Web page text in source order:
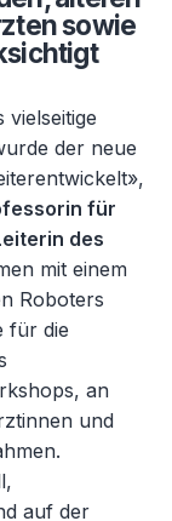
sowie
der neue
für
des
mit einem
Roboters
für die
an
und
auf der